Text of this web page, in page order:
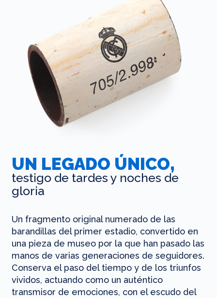
UN LEGADO ÚNICO,
testigo de tardes y noches de
gloria
Un fragmento original numerado de las
barandillas del primer estadio, convertido en
una pieza de museo por la que han pasado las
manos de varias generaciones de seguidores.
Conserva el paso del tiempo y de los triunfos
vividos, actuando como un auténtico
transmisor de emociones, con el escudo del